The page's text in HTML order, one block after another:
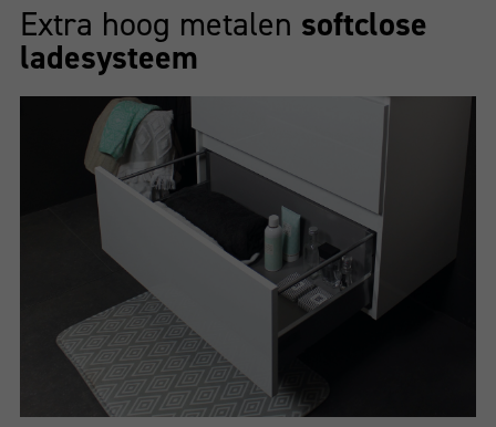
Extra hoog metalen softclose
ladesysteem